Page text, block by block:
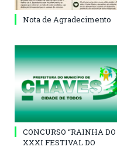
Nota de Agradecimento
CONCURSO “RAINHA DO
XXXI FESTIVAL DO